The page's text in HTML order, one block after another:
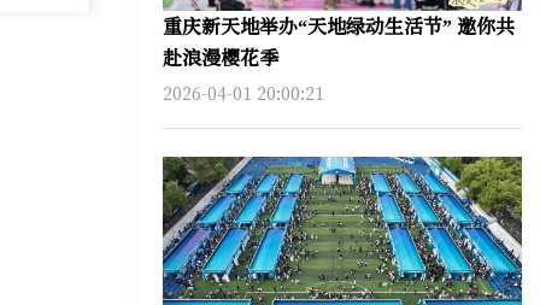
重庆新天地举办“天地绿动生活节” 邀你共
赴浪漫樱花季
2026-04-01 20:00:21